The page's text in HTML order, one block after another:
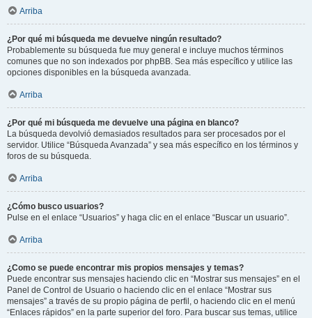
Arriba
¿Por qué mi búsqueda me devuelve ningún resultado?
Probablemente su búsqueda fue muy general e incluye muchos términos
comunes que no son indexados por phpBB. Sea más específico y utilice las
opciones disponibles en la búsqueda avanzada.
Arriba
¿Por qué mi búsqueda me devuelve una página en blanco?
La búsqueda devolvió demasiados resultados para ser procesados por el
servidor. Utilice “Búsqueda Avanzada” y sea más específico en los términos y
foros de su búsqueda.
Arriba
¿Cómo busco usuarios?
Pulse en el enlace “Usuarios” y haga clic en el enlace “Buscar un usuario”.
Arriba
¿Como se puede encontrar mis propios mensajes y temas?
Puede encontrar sus mensajes haciendo clic en “Mostrar sus mensajes” en el
Panel de Control de Usuario o haciendo clic en el enlace “Mostrar sus
mensajes” a través de su propio página de perfil, o haciendo clic en el menú
“Enlaces rápidos” en la parte superior del foro. Para buscar sus temas, utilice